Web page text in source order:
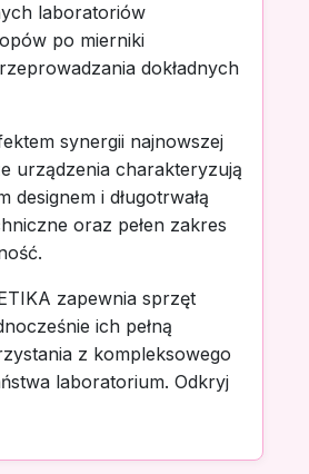
laboratoriów
po mierniki
dokładnych
synergii najnowszej
urządzenia charakteryzują
i długotrwałą
oraz pełen zakres
zapewnia sprzęt
ich pełną
z kompleksowego
laboratorium. Odkryj